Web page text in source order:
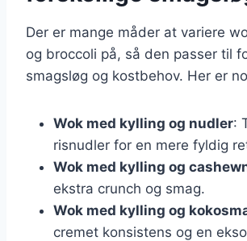
Der er mange måder at variere
og broccoli på, så den passer til
smagsløg og kostbehov. Her er
Wok med kylling og nudler:
risnudler for en mere fyldig
Wok med kylling og
ekstra crunch og smag.
Wok med kylling og
cremet konsistens og en